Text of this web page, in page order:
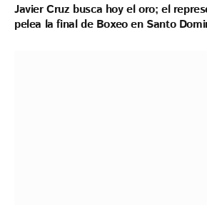
Javier Cruz busca hoy el oro; el
pelea la final de Boxeo en Santo